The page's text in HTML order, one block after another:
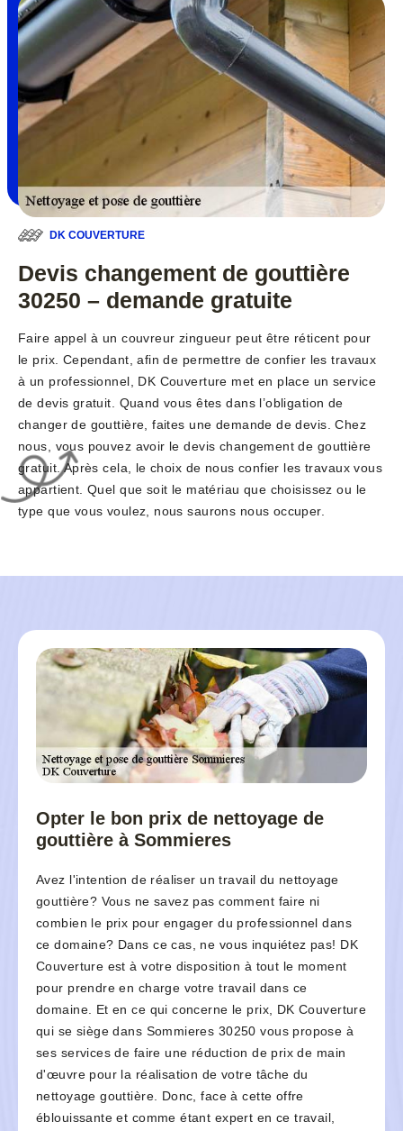
DK COUVERTURE
Devis changement de gouttière
30250 – demande gratuite
Faire appel à un couvreur zingueur peut être réticent pour
le prix. Cependant, afin de permettre de confier les travaux
à un professionnel, DK Couverture met en place un service
de devis gratuit. Quand vous êtes dans l’obligation de
changer de gouttière, faites une demande de devis. Chez
nous, vous pouvez avoir le devis changement de gouttière
gratuit. Après cela, le choix de nous confier les travaux vous
appartient. Quel que soit le matériau que choisissez ou le
type que vous voulez, nous saurons nous occuper.
Opter le bon prix de nettoyage de
gouttière à Sommieres
Avez l'intention de réaliser un travail du nettoyage
gouttière? Vous ne savez pas comment faire ni
combien le prix pour engager du professionnel dans
ce domaine? Dans ce cas, ne vous inquiétez pas! DK
Couverture est à votre disposition à tout le moment
pour prendre en charge votre travail dans ce
domaine. Et en ce qui concerne le prix, DK Couverture
qui se siège dans Sommieres 30250 vous propose à
ses services de faire une réduction de prix de main
d'œuvre pour la réalisation de votre tâche du
nettoyage gouttière. Donc, face à cette offre
éblouissante et comme étant expert en ce travail,